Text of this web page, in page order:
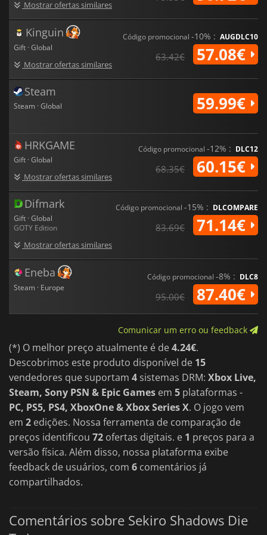
Mostrar ofertas similares
Kinguin
Gift · Global
Mostrar ofertas similares
Código promocional -10% : AUGDLC10
63.42€ 57.08€
Steam
Steam · Global 59.99€
HRKGAME
Gift · Global
Mostrar ofertas similares
Código promocional -12% : DLC12
68.35€ 60.15€
Difmark
Gift · Global
GOTY Edition
Mostrar ofertas similares
Código promocional -15% : DLCOMPARE
83.69€ 71.14€
Eneba
Steam · Europe
Código promocional -8% : DLC8
95.00€ 87.40€
Comunicar um erro ou feedback
(*) O melhor preço atualmente é de4.24€.
Descobrimos este produto disponível de 15
vendedores que suportam 4 sistemas DRM: Xbox Live,
Steam, Sony PSN & Epic Games em 5 plataformas -
PC, PS5, PS4, XboxOne & Xbox Series X. O jogo vem
em 2 edições. Nossa ferramenta de comparação de
preços identificou 72 ofertas digitais. e 1 preços para a
versão física. Além disso, nossa plataforma exibe
feedback de usuários, com 6 comentários já
compartilhados.
Comentários sobre Sekiro Shadows Die